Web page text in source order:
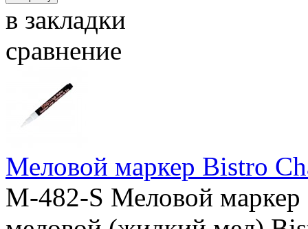
в закладки
сравнение
Меловой маркер Bistro
M-482-S Меловой